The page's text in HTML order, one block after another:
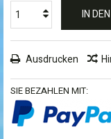
IN
Ausdrucken
SIE BEZAHLEN MIT: